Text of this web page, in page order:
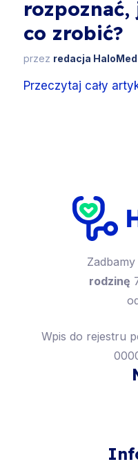
co zrobić?
przez redacja HaloMed
Przeczytaj cały
Zadbamy
rodzinę
Wpis do rejestru